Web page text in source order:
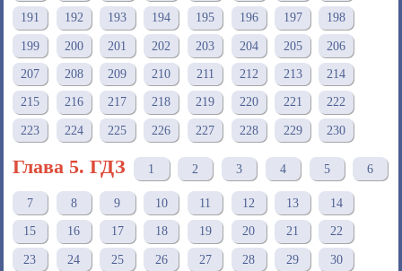
191 192 193 194 195 196 197 198
199 200 201 202 203 204 205 206
207 208 209 210 211 212 213 214
215 216 217 218 219 220 221 222
223 224 225 226 227 228 229 230
Глава 5. ГДЗ 1 2 3 4 5 6
7 8 9 10 11 12 13 14
15 16 17 18 19 20 21 22
23 24 25 26 27 28 29 30